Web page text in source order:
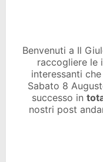
Benvenuti a Il
raccogliere le
interessanti
Sabato 8
successo in
nostri post